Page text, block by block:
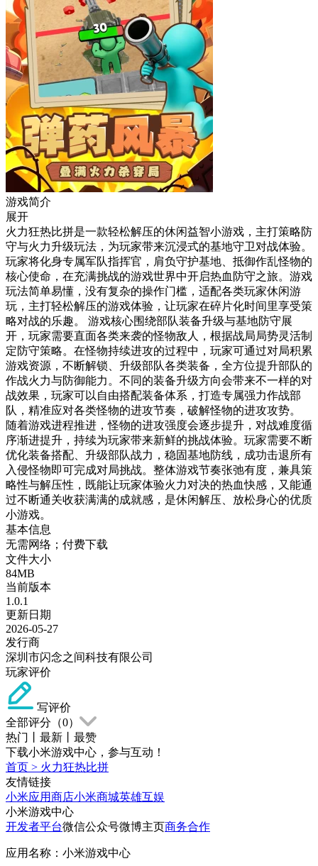
游戏简介
展开
火力狂热比拼是一款轻松解压的休闲益智小游戏，主打策略防
守与火力升级玩法，为玩家带来沉浸式的基地守卫对战体验。
玩家将化身专属军队指挥官，肩负守护基地、抵御作乱怪物的
核心使命，在充满挑战的游戏世界中开启热血防守之旅。游戏
玩法简单易懂，没有复杂的操作门槛，适配各类玩家休闲游
玩，主打轻松解压的游戏体验，让玩家在碎片化时间里享受策
略对战的乐趣。 游戏核心围绕部队装备升级与基地防守展
开，玩家需要直面各类来袭的怪物敌人，根据战局局势灵活制
定防守策略。在怪物持续进攻的过程中，玩家可通过对局积累
游戏资源，不断解锁、升级部队各类装备，全方位提升部队的
作战火力与防御能力。不同的装备升级方向会带来不一样的对
战效果，玩家可以自由搭配装备体系，打造专属强力作战部
队，精准应对各类怪物的进攻节奏，破解怪物的进攻攻势。
随着游戏进程推进，怪物的进攻强度会逐步提升，对战难度循
序渐进提升，持续为玩家带来新鲜的挑战体验。玩家需要不断
优化装备搭配、升级部队战力，稳固基地防线，成功击退所有
入侵怪物即可完成对局挑战。整体游戏节奏张弛有度，兼具策
略性与解压性，既能让玩家体验火力对决的热血快感，又能通
过不断通关收获满满的成就感，是休闲解压、放松身心的优质
小游戏。
基本信息
无需网络；付费下载
文件大小
84MB
当前版本
1.0.1
更新日期
2026-05-27
发行商
深圳市闪念之间科技有限公司
玩家评价
写评价
全部评分（0）
热门
最新
最赞
下载小米游戏中心，参与互动！
首页 > 火力狂热比拼
友情链接
小米应用商店小米商城英雄互娱
小米游戏中心
开发者平台微信公众号微博主页商务合作
应用名称：小米游戏中心